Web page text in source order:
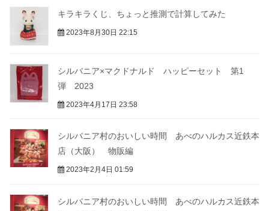
キラキラくじ、ちょっと推測で計算してみた
2023年8月30日 22:15
シルバニア×マクドナルド ハッピーセット 第1
弾 2023
2023年4月17日 23:58
シルバニア村のおいしい時間 あべのハルカス近鉄本
店（大阪） 物販編
2023年2月4日 01:59
シルバニア村のおいしい時間 あべのハルカス近鉄本